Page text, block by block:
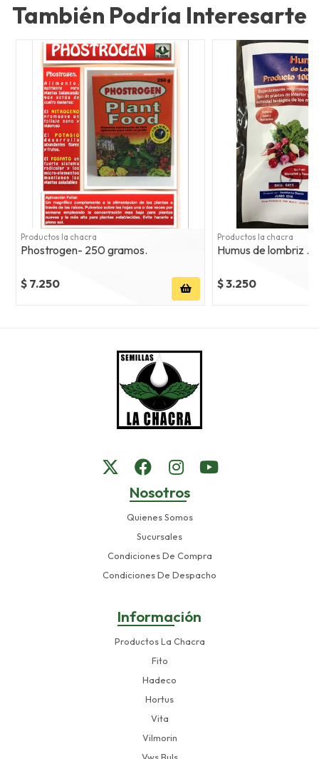
También Podría Interesarte
Productos la chacra
Phostrogen- 250 gramos.
$ 7.250
Productos la chacra
Humus de lombriz .
$ 3.250
Nosotros
Quienes Somos
Sucursales
Condiciones De Compra
Condiciones De Despacho
Información
Productos La Chacra
Fito
Hadeco
Hortus
Vita
Vilmorin
Vws Buls